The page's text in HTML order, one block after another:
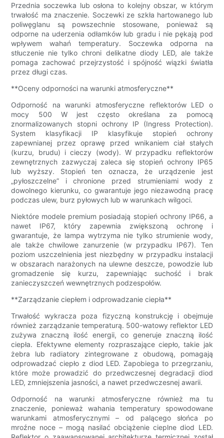
Przednia soczewka lub osłona to kolejny obszar, w którym
trwałość ma znaczenie. Soczewki ze szkła hartowanego lub
poliwęglanu są powszechnie stosowane, ponieważ są
odporne na uderzenia odłamków lub gradu i nie pękają pod
wpływem wahań temperatury. Soczewka odporna na
stłuczenie nie tylko chroni delikatne diody LED, ale także
pomaga zachować przejrzystość i spójność wiązki światła
przez długi czas.
**Oceny odporności na warunki atmosferyczne**
Odporność na warunki atmosferyczne reflektorów LED o
mocy 500 W jest często określana za pomocą
znormalizowanych stopni ochrony IP (Ingress Protection).
System klasyfikacji IP klasyfikuje stopień ochrony
zapewnianej przez oprawę przed wnikaniem ciał stałych
(kurzu, brudu) i cieczy (wody). W przypadku reflektorów
zewnętrznych zazwyczaj zaleca się stopień ochrony IP65
lub wyższy. Stopień ten oznacza, że ​​urządzenie jest
„pyłoszczelne” i chronione przed strumieniami wody z
dowolnego kierunku, co gwarantuje jego niezawodną pracę
podczas ulew, burz pyłowych lub w warunkach wilgoci.
Niektóre modele premium posiadają stopień ochrony IP66, a
nawet IP67, który zapewnia zwiększoną ochronę i
gwarantuje, że lampa wytrzyma nie tylko strumienie wody,
ale także chwilowe zanurzenie (w przypadku IP67). Ten
poziom uszczelnienia jest niezbędny w przypadku instalacji
w obszarach narażonych na ulewne deszcze, powodzie lub
gromadzenie się kurzu, zapewniając suchość i brak
zanieczyszczeń wewnętrznych podzespołów.
**Zarządzanie ciepłem i odprowadzanie ciepła**
Trwałość wykracza poza fizyczną konstrukcję i obejmuje
również zarządzanie temperaturą. 500-watowy reflektor LED
zużywa znaczną ilość energii, co generuje znaczną ilość
ciepła. Efektywne elementy rozpraszające ciepło, takie jak
żebra lub radiatory zintegrowane z obudową, pomagają
odprowadzać ciepło z diod LED. Zapobiega to przegrzaniu,
które może prowadzić do przedwczesnej degradacji diod
LED, zmniejszenia jasności, a nawet przedwczesnej awarii.
Odporność na warunki atmosferyczne również ma tu
znaczenie, ponieważ wahania temperatury spowodowane
warunkami atmosferycznymi – od palącego słońca po
mroźne noce – mogą nasilać obciążenie cieplne diod LED.